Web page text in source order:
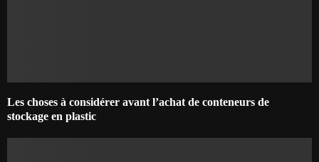
Les choses à considérer avant l’achat de conteneurs de
stockage en plastic